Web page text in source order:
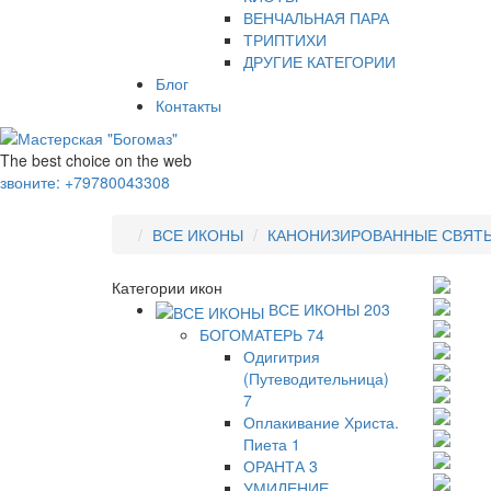
ВЕНЧАЛЬНАЯ ПАРА
ТРИПТИХИ
ДРУГИЕ КАТЕГОРИИ
Блог
Контакты
The best choice on the web
звоните: +79780043308
ВСЕ ИКОНЫ КАНОНИЗИРОВАННЫЕ
Категории икон
ВСЕ ИКОНЫ 203
БОГОМАТЕРЬ 74
Одигитрия
(Путеводительница)
7
Оплакивание Христа.
Пиета 1
ОРАНТА 3